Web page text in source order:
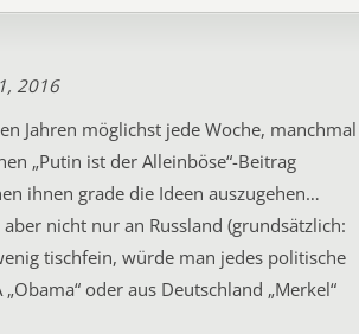
2016
Jahren möglichst jede Woche, manchmal
„Putin ist der Alleinböse“-Beitrag
ihnen grade die Ideen auszugehen…
nicht nur an Russland (grundsätzlich:
tischfein, würde man jedes politische
„Obama“ oder aus Deutschland „Merkel“